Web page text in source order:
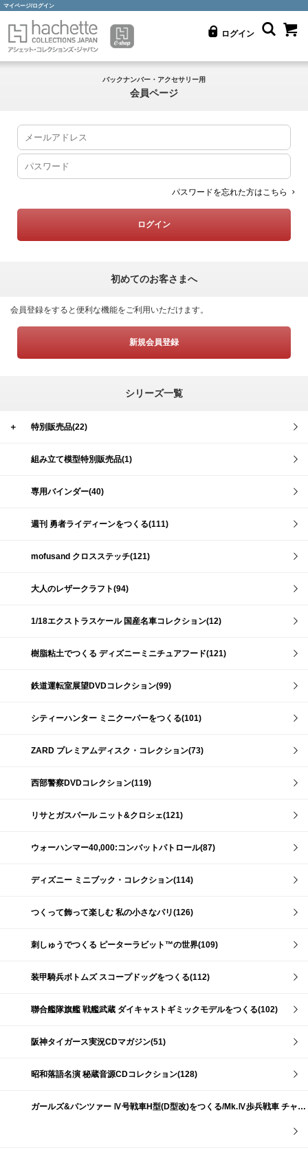
マイページ/ログイン
ログイン
バックナンバー・アクセサリー用
会員ページ
パスワードを忘れた方はこちら
初めてのお客さまへ
会員登録をすると便利な機能をご利用いただけます。
新規会員登録
シリーズ一覧
＋ 特別販売品(22)
組み立て模型特別販売品(1)
専用バインダー(40)
週刊 勇者ライディーンをつくる(111)
mofusand クロスステッチ(121)
大人のレザークラフト(94)
1/18エクストラスケール 国産名車コレクション(12)
樹脂粘土でつくる ディズニーミニチュアフード(121)
鉄道運転室展望DVDコレクション(99)
シティーハンター ミニクーパーをつくる(101)
ZARD プレミアムディスク・コレクション(73)
西部警察DVDコレクション(119)
リサとガスパール ニット&クロシェ(121)
ウォーハンマー40,000:コンバットパトロール(87)
ディズニー ミニブック・コレクション(114)
つくって飾って楽しむ 私の小さなパリ(126)
刺しゅうでつくる ピーターラビット™の世界(109)
装甲騎兵ボトムズ スコープドッグをつくる(112)
聯合艦隊旗艦 戦艦武蔵 ダイキャストギミックモデルをつくる(102)
阪神タイガース実況CDマガジン(51)
昭和落語名演 秘蔵音源CDコレクション(128)
ガールズ&パンツァー Ⅳ号戦車H型(D型改)をつくる/Mk.Ⅳ歩兵戦車 チャーチルMk.Ⅶをつくる(191)